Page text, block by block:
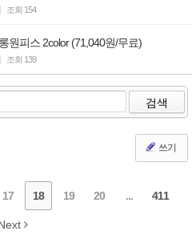
조회 154
원피스 2color (71,040원/무료)
조회 139
검색
쓰기
17 18 19 20 ... 411